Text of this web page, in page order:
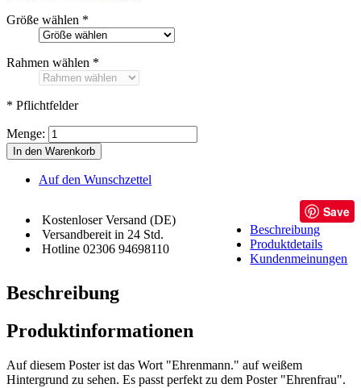
Größe wählen *
Rahmen wählen *
* Pflichtfelder
Menge:
In den Warenkorb
Auf den Wunschzettel
Kostenloser Versand (DE)
Versandbereit in 24 Std.
Hotline 02306 94698110
Save
Beschreibung
Produktdetails
Kundenmeinungen
Beschreibung
Produktinformationen
Auf diesem Poster ist das Wort "Ehrenmann." auf weißem
Hintergrund zu sehen. Es passt perfekt zu dem Poster "Ehrenfrau".